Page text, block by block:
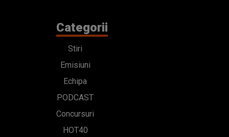
Categorii
Stiri
Emisiuni
Echipa
PODCAST
Concursuri
HOT40